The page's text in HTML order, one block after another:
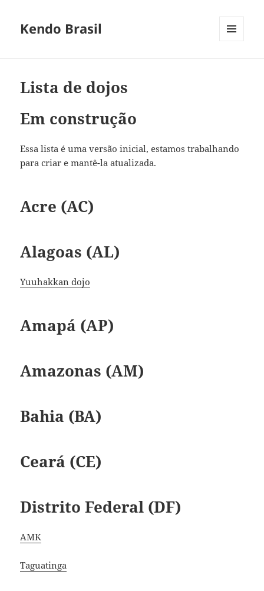
Kendo Brasil
Lista de dojos
Em construção
Essa lista é uma versão inicial, estamos trabalhando
para criar e mantê-la atualizada.
Acre (AC)
Alagoas (AL)
Yuuhakkan dojo
Amapá (AP)
Amazonas (AM)
Bahia (BA)
Ceará (CE)
Distrito Federal (DF)
AMK
Taguatinga